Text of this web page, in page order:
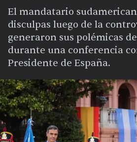
El mandatario
disculpas luego de la
generaron sus polémicas
durante una conferencia
Presidente de España.